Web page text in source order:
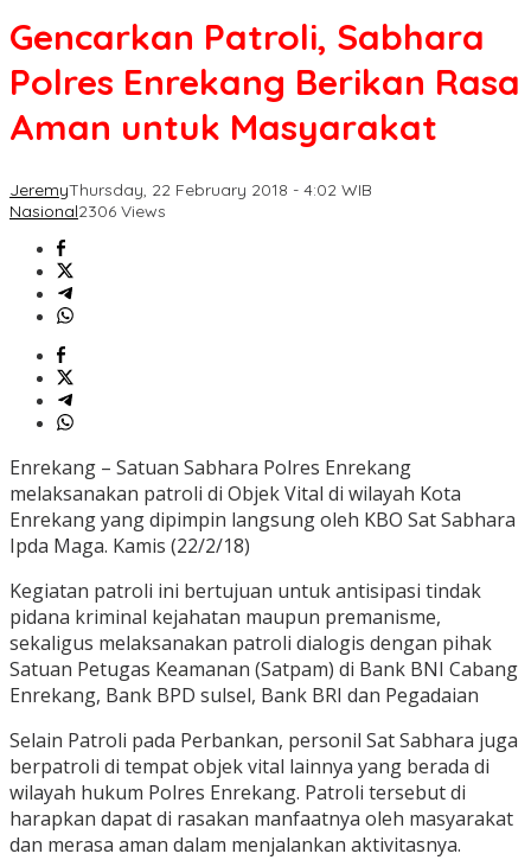
Gencarkan Patroli, Sabhara
Polres Enrekang Berikan Rasa
Aman untuk Masyarakat
JeremyThursday, 22 February 2018 - 4:02 WIB
Nasional2306 Views
Enrekang – Satuan Sabhara Polres Enrekang
melaksanakan patroli di Objek Vital di wilayah Kota
Enrekang yang dipimpin langsung oleh KBO Sat Sabhara
Ipda Maga. Kamis (22/2/18)
Kegiatan patroli ini bertujuan untuk antisipasi tindak
pidana kriminal kejahatan maupun premanisme,
sekaligus melaksanakan patroli dialogis dengan pihak
Satuan Petugas Keamanan (Satpam) di Bank BNI Cabang
Enrekang, Bank BPD sulsel, Bank BRI dan Pegadaian
Selain Patroli pada Perbankan, personil Sat Sabhara juga
berpatroli di tempat objek vital lainnya yang berada di
wilayah hukum Polres Enrekang. Patroli tersebut di
harapkan dapat di rasakan manfaatnya oleh masyarakat
dan merasa aman dalam menjalankan aktivitasnya.